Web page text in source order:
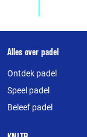
Over
deze
website
Alles over padel
Ontdek padel
Speel padel
Beleef padel